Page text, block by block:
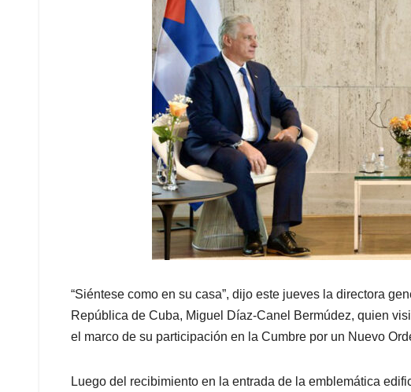
“Siéntese como en su casa”, dijo este jueves la directora
República de Cuba, Miguel Díaz-Canel Bermúdez, quien
el marco de su participación en la Cumbre por un Nuevo
Luego del recibimiento en la entrada de la emblemática